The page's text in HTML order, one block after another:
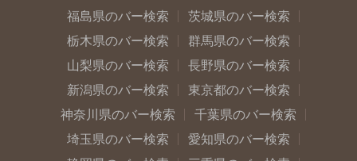
福島県のバー検索
茨城県のバー検索
栃木県のバー検索
群馬県のバー検索
山梨県のバー検索
長野県のバー検索
新潟県のバー検索
東京都のバー検索
神奈川県のバー検索
千葉県のバー検索
埼玉県のバー検索
愛知県のバー検索